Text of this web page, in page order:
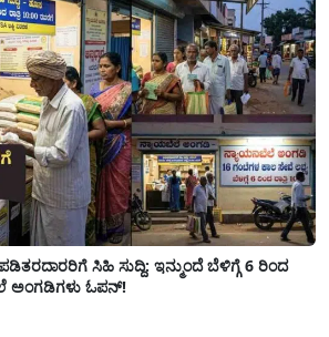
ಸಿಹಿ ಸುದ್ದಿ: ಇನ್ಮುಂದೆ ಬೆಳಿಗ್ಗೆ 6 ರಿಂದ
ಅಂಗಡಿಗಳು ಓಪನ್!